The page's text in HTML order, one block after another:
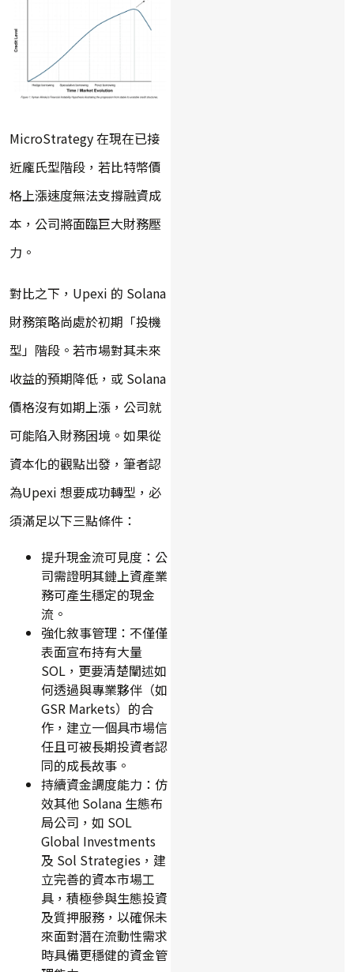
MicroStrategy 在現在已接
近龐氏型階段，若比特幣價
格上漲速度無法支撐融資成
本，公司將面臨巨大財務壓
力。
對比之下，Upexi 的 Solana
財務策略尚處於初期「投機
型」階段。若市場對其未來
收益的預期降低，或 Solana
價格沒有如期上漲，公司就
可能陷入財務困境。如果從
資本化的觀點出發，筆者認
為Upexi 想要成功轉型，必
須滿足以下三點條件：
提升現金流可見度：公
司需證明其鏈上資產業
務可產生穩定的現金
流。
強化敘事管理：不僅僅
表面宣布持有大量
SOL，更要清楚闡述如
何透過與專業夥伴（如
GSR Markets）的合
作，建立一個具市場信
任且可被長期投資者認
同的成長故事。
持續資金調度能力：仿
效其他 Solana 生態布
局公司，如 SOL
Global Investments
及 Sol Strategies，建
立完善的資本市場工
具，積極參與生態投資
及質押服務，以確保未
來面對潛在流動性需求
時具備更穩健的資金管